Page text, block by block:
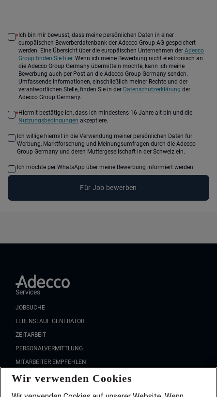
*
europäischen Bewerberdatenbank der Adecco Group AG gespeichert
werden. Eine Übersicht über die europäischen Unternehmen der Adecco
Group finden Sie hier. Wenn ich meine Bewerbung nicht elektronisch an
die Adecco Group Germany übermitteln möchte, kann ich meine
Bewerbung auch per Post an die Adecco Group Germany senden.
Umfassende Informationen, einschließlich meiner Rechte und der
verantwortlichen Stelle, finden Sie in der Datenschutzerklärung der
Adecco Group Germany.
*
Hiermit bestätige ich, dass ich mindestens 16 Jahre alt bin und die
Nutzungsbedingungen akzeptiere.
Werbung, Marktforschung und Meinungsumfragen durch die Adecco
Group Germany und deren Muttergesellschaft in der Schweiz ein.
Ich möchte per WhatsApp über meine Bewerbung informiert werden.
Für Job bewerben
Services
JOBSUCHE
LEBENSLAUF GENERATOR
ZEITARBEIT
PERSONALVERMITTLUNG
MITARBEITER EMPFEHLEN
FAQ
Wir stellen ein!
Wir verwenden Cookies